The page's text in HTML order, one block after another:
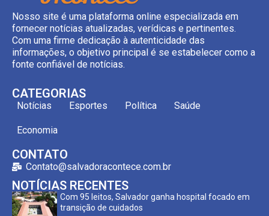
Nosso site é uma plataforma online especializada em
fornecer notícias atualizadas, verídicas e pertinentes.
Com uma firme dedicação à autenticidade das
informações, o objetivo principal é se estabelecer como a
fonte confiável de notícias.
CATEGORIAS
Notícias Esportes Política Saúde
Economia
CONTATO
Contato@salvadoracontece.com.br
NOTÍCIAS RECENTES
Com 95 leitos, Salvador ganha hospital focado em
transição de cuidados